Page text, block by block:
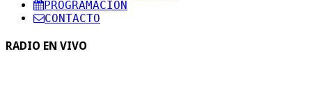
PROGRAMACIÓN
CONTACTO
RADIO EN VIVO